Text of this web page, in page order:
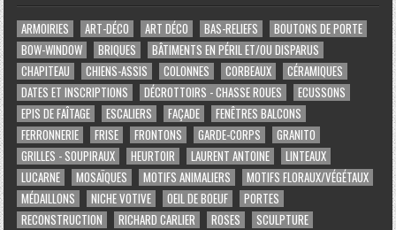
ARMOIRIES ART-DÉCO ART DÉCO BAS-RELIEFS
BOUTONS DE PORTE
BOW-WINDOW
BRIQUES
BÂTIMENTS EN PÉRIL ET/OU DISPARUS
CHAPITEAU
CHIENS-ASSIS COLONNES CORBEAUX
CÉRAMIQUES
DATES ET INSCRIPTIONS
DÉCROTTOIRS - CHASSE ROUES
ECUSSONS
EPIS DE FAÎTAGE
ESCALIERS FAÇADE
FENÊTRES BALCONS
FERRONNERIE
FRISE FRONTONS GARDE-CORPS
GRANITO
GRILLES - SOUPIRAUX
HEURTOIR LAURENT ANTOINE
LINTEAUX
LUCARNE
MOSAÏQUES MOTIFS ANIMALIERS
MOTIFS FLORAUX/VÉGÉTAUX
MÉDAILLONS
NICHE VOTIVE OEIL DE BOEUF
PORTES
RECONSTRUCTION
RICHARD CARLIER ROSES SCULPTURE